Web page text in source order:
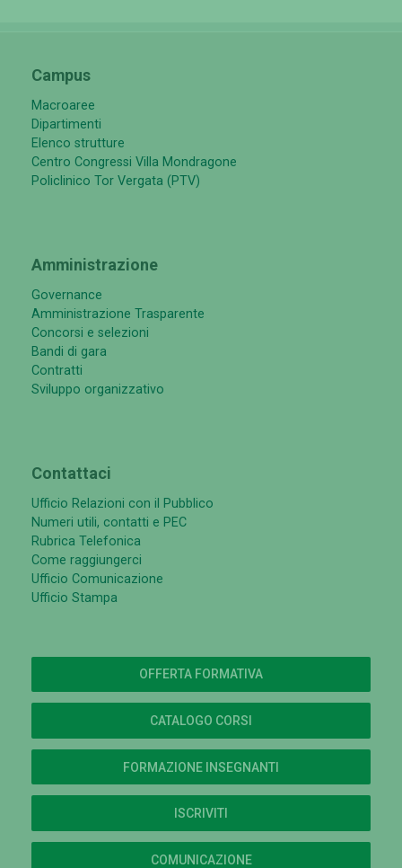
Campus
Macroaree
Dipartimenti
Elenco strutture
Centro Congressi Villa Mondragone
Policlinico Tor Vergata (PTV)
Amministrazione
Governance
Amministrazione Trasparente
Concorsi e selezioni
Bandi di gara
Contratti
Sviluppo organizzativo
Contattaci
Ufficio Relazioni con il Pubblico
Numeri utili, contatti e PEC
Rubrica Telefonica
Come raggiungerci
Ufficio Comunicazione
Ufficio Stampa
OFFERTA FORMATIVA
CATALOGO CORSI
FORMAZIONE INSEGNANTI
ISCRIVITI
COMUNICAZIONE